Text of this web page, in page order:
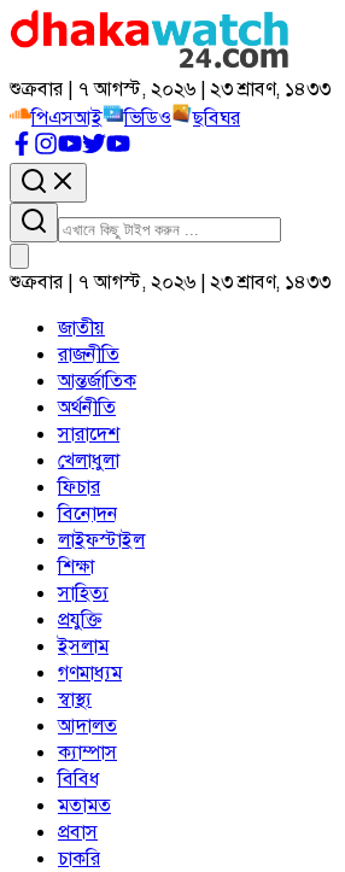
শুক্রবার | ৭ আগস্ট, ২০২৬ | ২৩ শ্রাবণ, ১৪৩৩
পিএসআই
ভিডিও ছবিঘর
শুক্রবার | ৭ আগস্ট, ২০২৬ | ২৩ শ্রাবণ, ১৪৩৩
জাতীয়
রাজনীতি
আন্তর্জাতিক
অর্থনীতি
সারাদেশ
খেলাধুলা
ফিচার
বিনোদন
লাইফস্টাইল
শিক্ষা
সাহিত্য
প্রযুক্তি
ইসলাম
গণমাধ্যম
স্বাস্থ্য
আদালত
ক্যাম্পাস
বিবিধ
মতামত
প্রবাস
চাকরি